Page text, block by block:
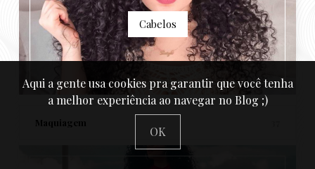
Cabelos
Maquiagem
Aqui a gente usa cookies pra garantir que você tenha
a melhor experiência ao navegar no Blog ;)
OK